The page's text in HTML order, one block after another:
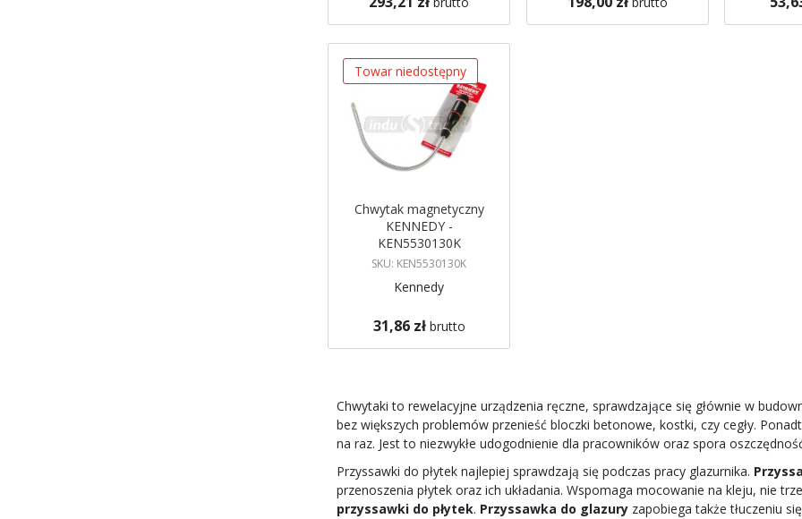
Brak w magazynie
Powiadom mnie
Brak w magazynie
Brak w
Towar niedostępny
Chwytak magnetyczny
KENNEDY -
KEN5530130K
SKU: KEN5530130K
Kennedy
31,86 zł brutto
Brak w magazynie
Chwytaki to rewelacyjne urządzenia ręczne, sprawdzające się głównie w
bez większych problemów przenieść bloczki betonowe, kostki, czy cegły.
na raz. Jest to niezwykłe udogodnienie dla pracowników oraz spora
Przyssawki do płytek najlepiej sprawdzają się podczas pracy glazurnika.
przenoszenia płytek oraz ich układania. Wspomaga mocowanie na kleju, nie
przyssawki do płytek. Przyssawka do glazury zapobiega także tłuczeniu